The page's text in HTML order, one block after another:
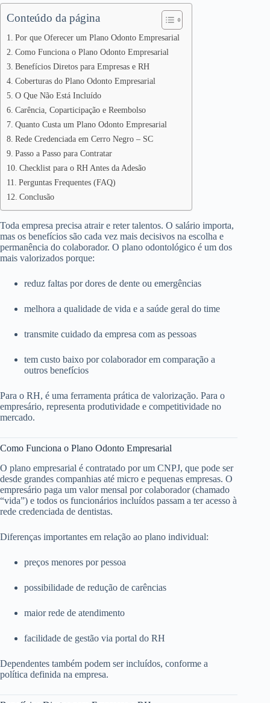
Conteúdo da página
Por que Oferecer um Plano Odonto Empresarial
Como Funciona o Plano Odonto Empresarial
Benefícios Diretos para Empresas e RH
Coberturas do Plano Odonto Empresarial
O Que Não Está Incluído
Carência, Coparticipação e Reembolso
Quanto Custa um Plano Odonto Empresarial
Rede Credenciada em Cerro Negro – SC
Passo a Passo para Contratar
Checklist para o RH Antes da Adesão
Perguntas Frequentes (FAQ)
Conclusão
Toda empresa precisa atrair e reter talentos. O salário importa,
mas os benefícios são cada vez mais decisivos na escolha e
permanência do colaborador. O plano odontológico é um dos
mais valorizados porque:
reduz faltas por dores de dente ou emergências
melhora a qualidade de vida e a saúde geral do time
transmite cuidado da empresa com as pessoas
tem custo baixo por colaborador em comparação a
outros benefícios
Para o RH, é uma ferramenta prática de valorização. Para o
empresário, representa produtividade e competitividade no
mercado.
Como Funciona o Plano Odonto Empresarial
O plano empresarial é contratado por um CNPJ, que pode ser
desde grandes companhias até micro e pequenas empresas. O
empresário paga um valor mensal por colaborador (chamado
“vida”) e todos os funcionários incluídos passam a ter acesso à
rede credenciada de dentistas.
Diferenças importantes em relação ao plano individual:
preços menores por pessoa
possibilidade de redução de carências
maior rede de atendimento
facilidade de gestão via portal do RH
Dependentes também podem ser incluídos, conforme a
política definida na empresa.